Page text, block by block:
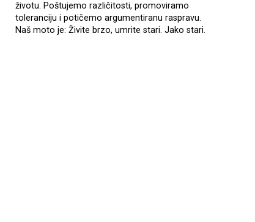
životu. Poštujemo različitosti, promoviramo
toleranciju i potičemo argumentiranu raspravu.
Naš moto je: Živite brzo, umrite stari. Jako stari.